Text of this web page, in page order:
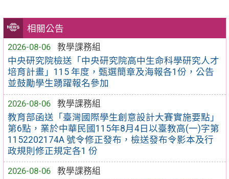
相關公告
2026-08-06
教學課務組
中央研究院檢送「中央研究院高中生命科學研究人才
培育計畫」115 年度，甄選簡章及海報各1份，公告
並鼓勵學生踴躍報名參加
2026-08-06
教學課務組
教育部函送「臺灣國際學生創意設計大賽實施要點」
第6點，業於中華民國115年8月4日以臺教高(一)字第
1152202174A 號令修正發布，檢送發布令影本及行
政規則修正規定各1 份
2026-08-06
教學課務組